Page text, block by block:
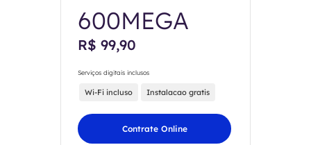
600MEGA
R$ 99,90
Serviços digitais inclusos
Wi-Fi incluso Instalacao gratis
Contrate Online